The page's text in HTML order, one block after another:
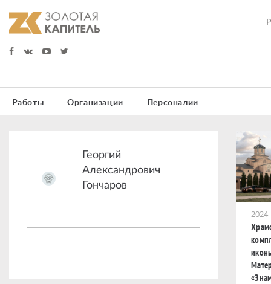
Работы Организации Персоналии
Георгий
Александрович
Гончаров
2024